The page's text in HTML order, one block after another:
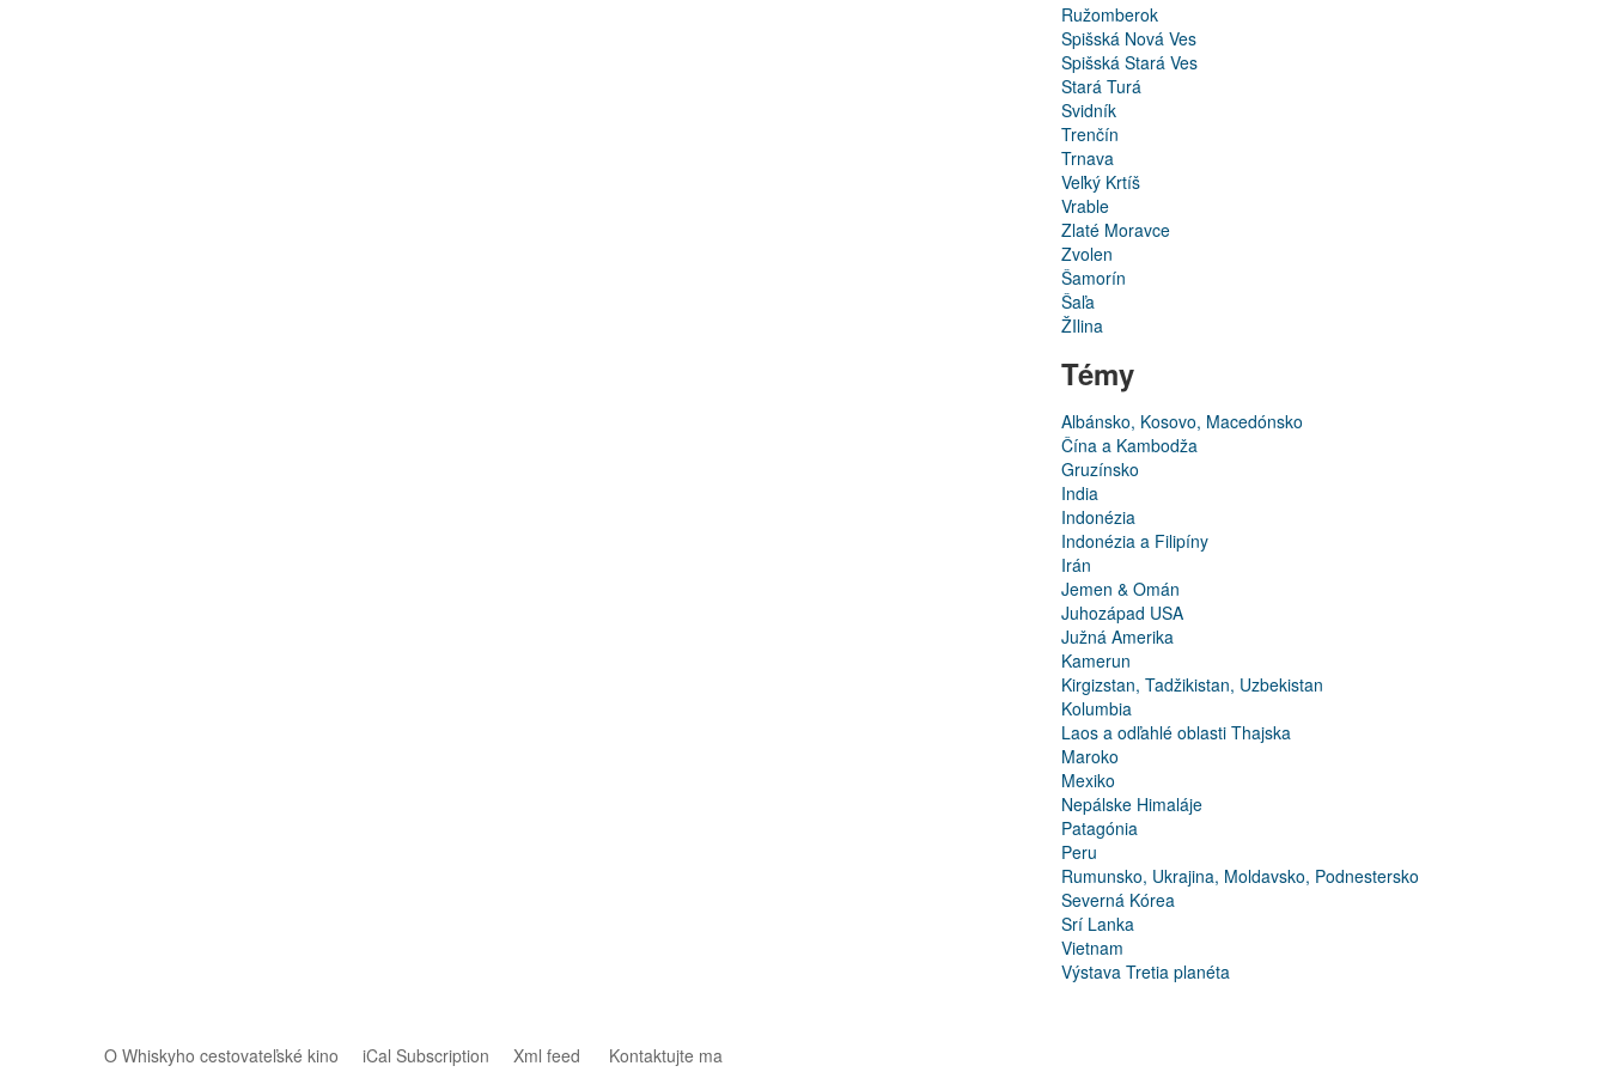
Ružomberok
Spišská Nová Ves
Spišská Stará Ves
Stará Turá
Svidník
Trenčín
Trnava
Veľký Krtíš
Vrable
Zlaté Moravce
Zvolen
Šamorín
Šaľa
ŽIlina
Témy
Albánsko, Kosovo, Macedónsko
Čína a Kambodža
Gruzínsko
India
Indonézia
Indonézia a Filipíny
Irán
Jemen & Omán
Juhozápad USA
Južná Amerika
Kamerun
Kirgizstan, Tadžikistan, Uzbekistan
Kolumbia
Laos a odľahlé oblasti Thajska
Maroko
Mexiko
Nepálske Himaláje
Patagónia
Peru
Rumunsko, Ukrajina, Moldavsko, Podnestersko
Severná Kórea
Srí Lanka
Vietnam
Výstava Tretia planéta
O Whiskyho cestovateľské kino iCal Subscription Xml feed Kontaktujte ma